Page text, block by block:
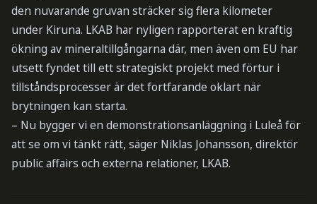
den nuvarande gruvan sträcker sig flera kilometer
under Kiruna. LKAB har nyligen rapporterat en kraftig
ökning av mineraltillgångarna där, men även om EU har
utsett fyndet till ett strategiskt projekt med förtur i
tillståndsprocesser är det fortfarande oklart när
brytningen kan starta.
– Nu bygger vi en demonstrationsanläggning i Luleå för
att se om vi tänkt rätt, säger Niklas Johansson, direktör
public affairs och externa relationer, LKAB.